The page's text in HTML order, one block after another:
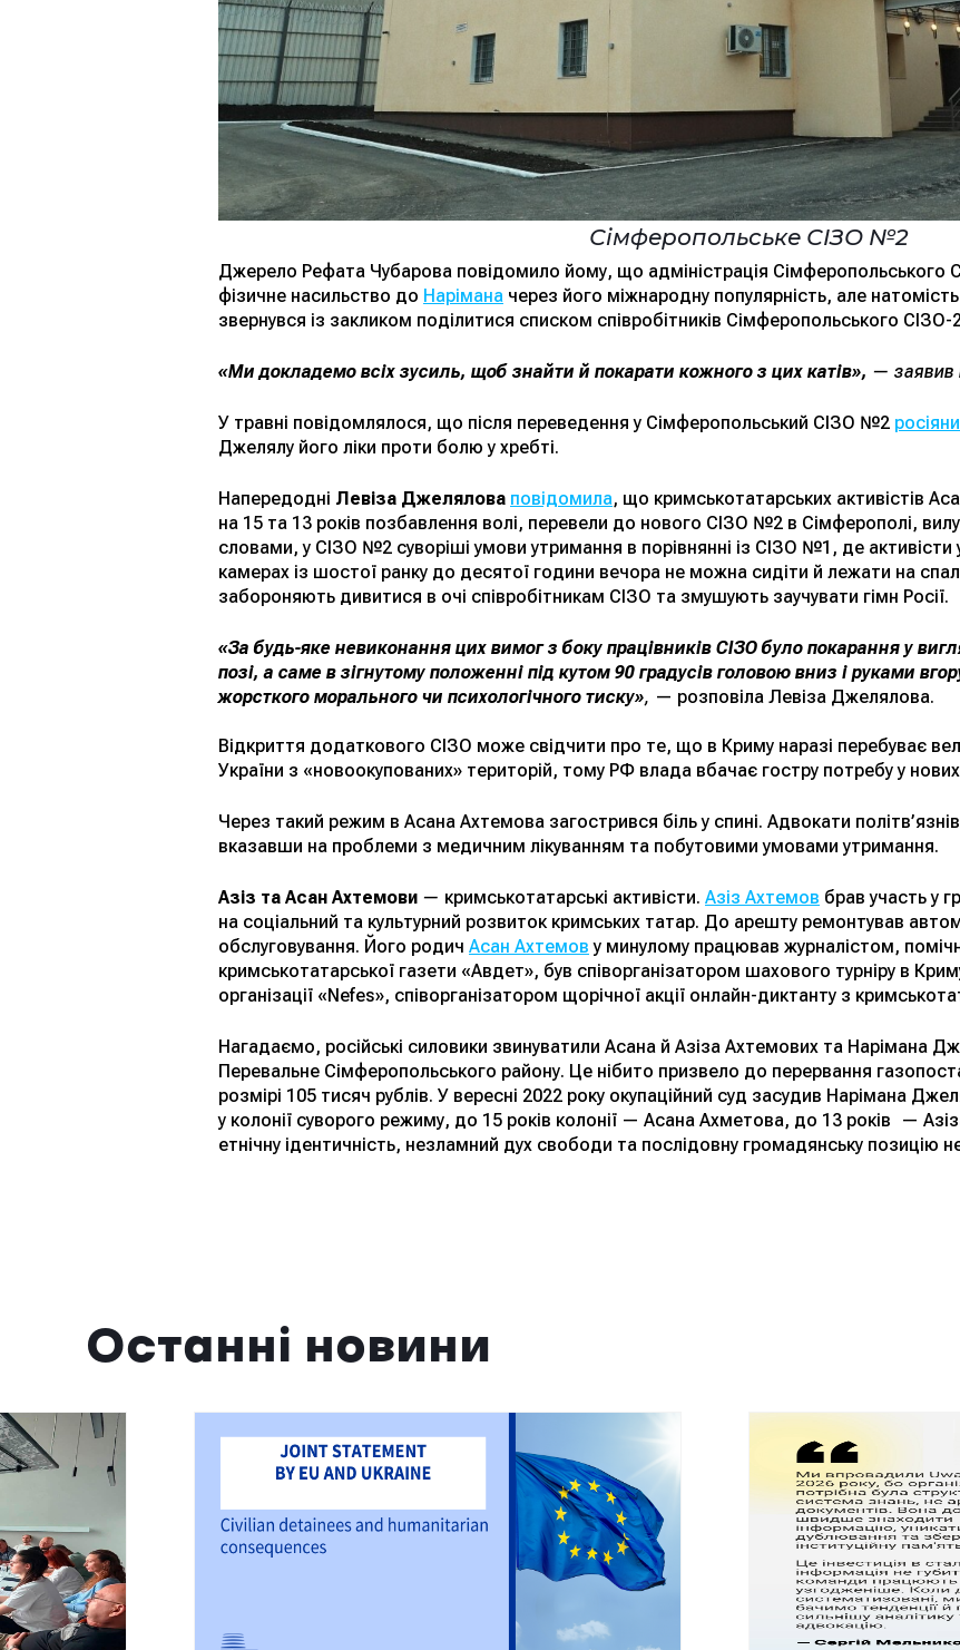
Сімферопольське СІЗО №2
Джерело Рефата Чубарова повідомило йому, що адміністрація
фізичне насильство до Нарімана через його міжнародну популярність, але
звернувся із закликом поділитися списком співробітників Сімферопольського СІЗО-
«Ми докладемо всіх зусиль, щоб знайти й покарати кожного з цих катів», — заявив
У травні повідомлялося, що після переведення у Сімферопольський СІЗО №2
Джелялу його ліки проти болю у хребті.
Напередодні Левіза Джелялова повідомила, що кримськотатарських активістів
на 15 та 13 років позбавлення волі, перевели до нового СІЗО №2 в Сімферополі,
словами, у СІЗО №2 суворіші умови утримання в порівнянні із СІЗО №1, де
камерах із шостої ранку до десятої години вечора не можна сидіти й лежати на
забороняють дивитися в очі співробітникам СІЗО та змушують заучувати гімн Росії.
«За будь-яке невиконання цих вимог з боку працівників СІЗО було покарання у
позі, а саме в зігнутому положенні під кутом 90 градусів головою вниз і руками
жорсткого морального чи психологічного тиску», — розповіла Левіза Джелялова.
Відкриття додаткового СІЗО може свідчити про те, що в Криму наразі перебуває
України з «новоокупованих» територій, тому РФ влада вбачає гостру потребу у
Через такий режим в Асана Ахтемова загострився біль у спині. Адвокати
вказавши на проблеми з медичним лікуванням та побутовими умовами утримання.
Азіз та Асан Ахтемови — кримськотатарські активісти. Азіз Ахтемов брав участь у
на соціальний та культурний розвиток кримських татар. До арешту ремонтував
обслуговування. Його родич Асан Ахтемов у минулому працював журналістом,
кримськотатарської газети «Авдет», був співорганізатором шахового турніру в
організації «Nefes», співорганізатором щорічної акції онлайн-диктанту з
Нагадаємо, російські силовики звинуватили Асана й Азіза Ахтемових та Нарімана
Перевальне Сімферопольського району. Це нібито призвело до перервання
розмірі 105 тисяч рублів. У вересні 2022 року окупаційний суд засудив Нарімана
у колонії суворого режиму, до 15 років колонії — Асана Ахметова, до 13 років —
етнічну ідентичність, незламний дух свободи та послідовну громадянську позицію
Останні новини